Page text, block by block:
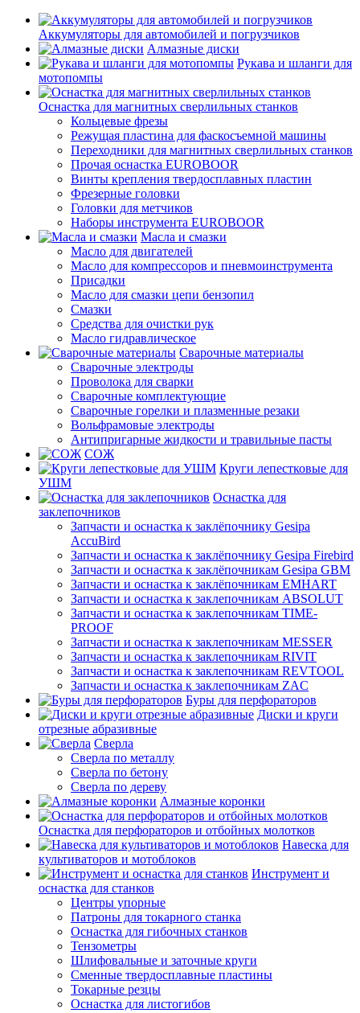
Аккумуляторы для автомобилей и погрузчиков
Алмазные диски
Рукава и шланги для
мотопомпы
Оснастка для магнитных сверлильных станков
Кольцевые фрезы
Режущая пластина для фаскосъемной машины
Переходники для магнитных сверлильных станков
Прочая оснастка EUROBOOR
Винты крепления твердосплавных пластин
Фрезерные головки
Головки для метчиков
Наборы инструмента EUROBOOR
Масла и смазки
Масло для двигателей
Масло для компрессоров и пневмоинструмента
Присадки
Масло для смазки цепи бензопил
Смазки
Средства для очистки рук
Масло гидравлическое
Сварочные материалы
Сварочные электроды
Проволока для сварки
Сварочные комплектующие
Сварочные горелки и плазменные резаки
Вольфрамовые электроды
Антипригарные жидкости и травильные пасты
СОЖ
Круги лепестковые для
УШМ
Оснастка для
заклепочников
Запчасти и оснастка к заклёпочнику Gesipa
AccuBird
Запчасти и оснастка к заклёпочнику Gesipa Firebird
Запчасти и оснастка к заклёпочникам Gesipa GBM
Запчасти и оснастка к заклёпочникам EMHART
Запчасти и оснастка к заклепочникам ABSOLUT
Запчасти и оснастка к заклепочникам TIME-
PROOF
Запчасти и оснастка к заклепочникам MESSER
Запчасти и оснастка к заклепочникам RIVIT
Запчасти и оснастка к заклепочникам REVTOOL
Запчасти и оснастка к заклепочникам ZAC
Буры для перфораторов
Диски и круги
отрезные абразивные
Сверла
Сверла по металлу
Сверла по бетону
Сверла по дереву
Алмазные коронки
Оснастка для перфораторов и отбойных молотков
Навеска для
культиваторов и мотоблоков
Инструмент и
оснастка для станков
Центры упорные
Патроны для токарного станка
Оснастка для гибочных станков
Тензометры
Шлифовальные и заточные круги
Сменные твердосплавные пластины
Токарные резцы
Оснастка для листогибов